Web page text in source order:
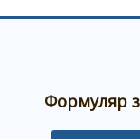
Формуляр